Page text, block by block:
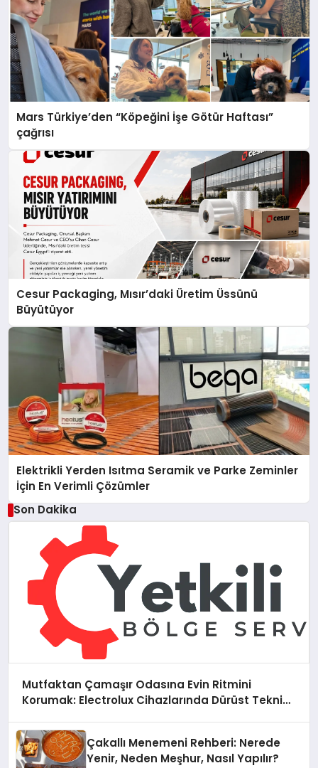
Mars Türkiye’den “Köpeğini İşe Götür Haftası”
çağrısı
Cesur Packaging, Mısır’daki Üretim Üssünü
Büyütüyor
Elektrikli Yerden Isıtma Seramik ve Parke Zeminler
İçin En Verimli Çözümler
Son Dakika
Mutfaktan Çamaşır Odasına Evin Ritmini
Korumak: Electrolux Cihazlarında Dürüst Teknik
Çakallı Menemeni Rehberi: Nerede
Yenir, Neden Meşhur, Nasıl Yapılır?